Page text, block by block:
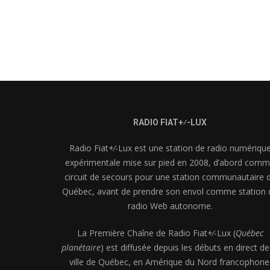
RADIO FIAT+⁄-LUX
Radio Fiat+⁄-Lux est une station de radio numérique
expérimentale mise sur pied en 2008, d’abord
circuit de secours pour une station communautaire
Québec, avant de prendre son envol comme station
radio Web autonome.
La Première Chaîne de Radio Fiat+⁄-Lux (Québec
planétaire) est diffusée depuis les débuts en direct
ville de Québec, en Amérique du Nord francophone.